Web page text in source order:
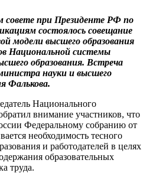
совете при Президенте РФ по
состоялось совещание
модели высшего образования
Национальной системы
образования. Встреча
науки и высшего
Фалькова.
Национального
внимание участников, что
Федеральному собранию от
необходимость тесного
и работодателей в целях
образовательных
труда.